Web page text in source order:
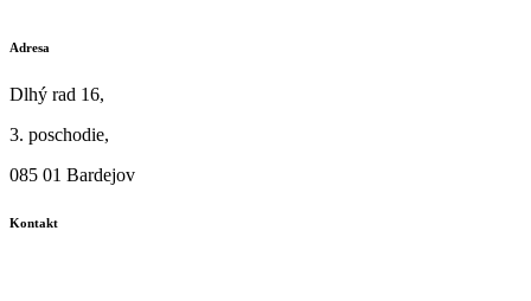
Adresa
Dlhý rad 16,
3. poschodie,
085 01 Bardejov
Kontakt